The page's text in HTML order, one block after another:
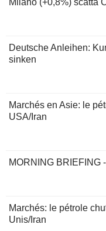
Milano (+0,8%) scatta
Deutsche Anleihen:
sinken
Marchés en Asie: le
USA/Iran
MORNING BRIEFING
Marchés: le pétrole
Unis/Iran